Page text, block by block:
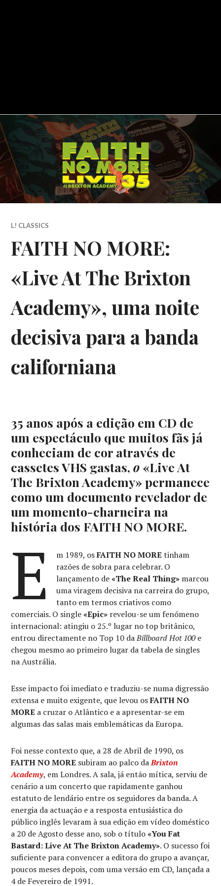
L! CLASSICS
FAITH NO MORE:
«Live At The Brixton
Academy», uma noite
decisiva para a banda
californiana
35 anos após a edição em CD de
um espectáculo que muitos fãs já
conheciam de cor através de
cassetes VHS gastas,o «Live At
The Brixton Academy» permanece
como um documento revelador de
um momento-charneira na
história dos FAITH NO MORE.
E m 1989, osFAITH NO MORE tinham
razões de sobra para celebrar. O
lançamento de«The Real Thing»marcou
uma viragem decisiva na carreira do grupo,
tanto em termos criativos como
comerciais. O single«Epic» revelou-se um fenómeno
internacional: atingiu o 25.º lugar no top britânico,
entrou directamente no Top 10 daBillboard Hot 100e
chegou mesmo ao primeiro lugar da tabela de singles
na Austrália.
Esse impacto foi imediato e traduziu-se numa digressão
extensa e muito exigente, que levou osFAITH NO
MORE a cruzar o Atlântico e a apresentar-se em
algumas das salas mais emblemáticas da Europa.
Foi nesse contexto que, a 28 de Abril de 1990, os
FAITH NO MORE subiram ao palco daBrixton
Academy, em Londres. A sala, já então mítica, serviu de
cenário a um concerto que rapidamente ganhou
estatuto de lendário entre os seguidores da banda. A
energia da actuação e a resposta entusiástica do
público inglês levaram à sua edição em vídeo doméstico
a 20 de Agosto desse ano, sob o título«You Fat
Bastard: Live At The Brixton Academy». O sucesso foi
suficiente para convencer a editora do grupo a avançar,
poucos meses depois, com uma versão em CD, lançada a
4 de Fevereiro de 1991.